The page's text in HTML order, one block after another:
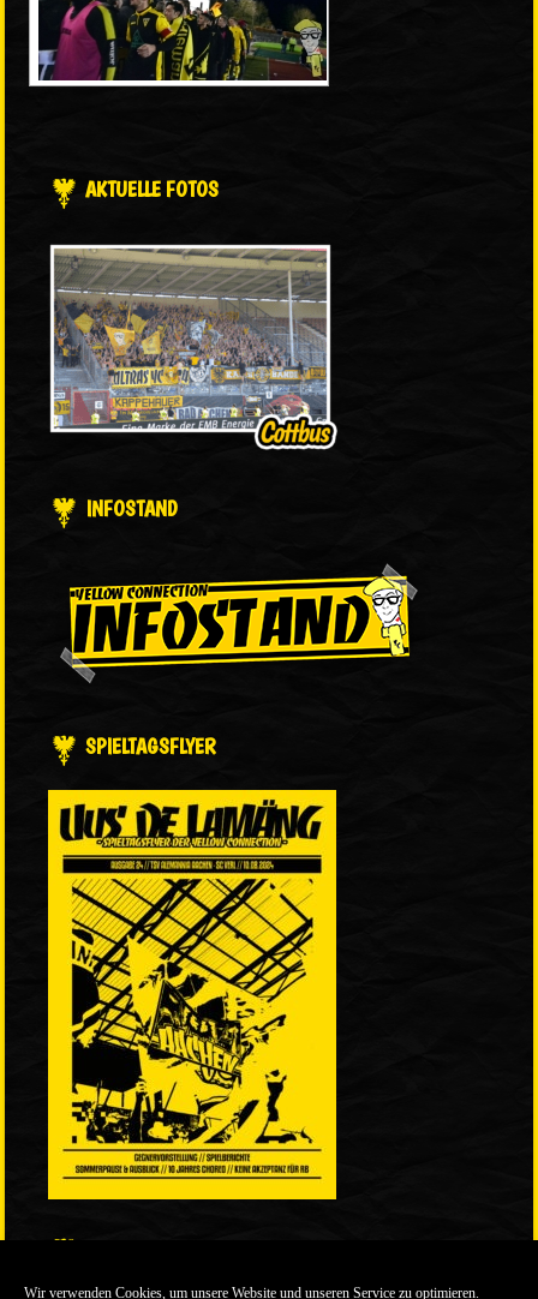
Wir verwenden Cookies, um unsere Website und unseren Service zu optimieren.
AKTUELLE FOTOS
INFOSTAND
SPIELTAGSFLYER